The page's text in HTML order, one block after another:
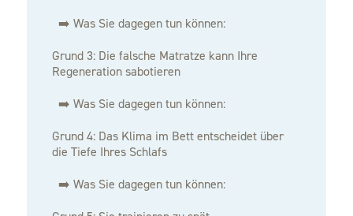
➡️ Was Sie dagegen tun können:
Grund 3: Die falsche Matratze kann Ihre
Regeneration sabotieren
➡️ Was Sie dagegen tun können:
Grund 4: Das Klima im Bett entscheidet über
die Tiefe Ihres Schlafs
➡️ Was Sie dagegen tun können: